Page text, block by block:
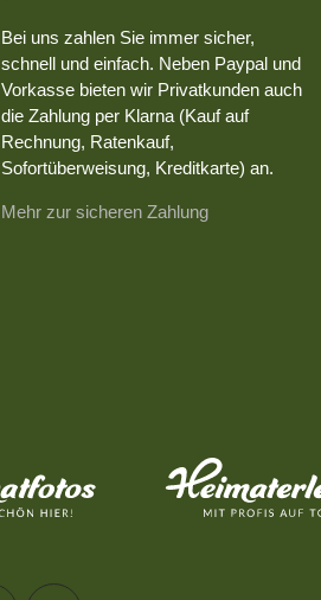
Bei uns zahlen Sie immer sicher,
schnell und einfach. Neben Paypal und
Vorkasse bieten wir Privatkunden auch
die Zahlung per Klarna (Kauf auf
Rechnung, Ratenkauf,
Sofortüberweisung, Kreditkarte) an.
Mehr zur sicheren Zahlung